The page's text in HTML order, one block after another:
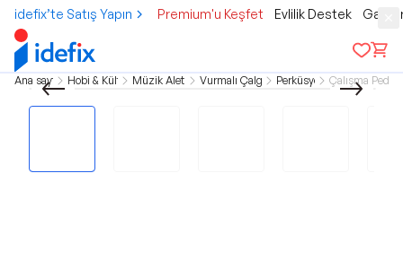
idefix’te Satış Yapın Premium'u Keşfet Evlilik Destek
Ana sayfa Hobi & Kültür Müzik Aletleri Vurmalı Çalgılar Perküsyon Çalışma Pedleri